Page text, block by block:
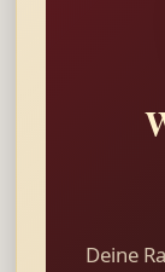
Deine